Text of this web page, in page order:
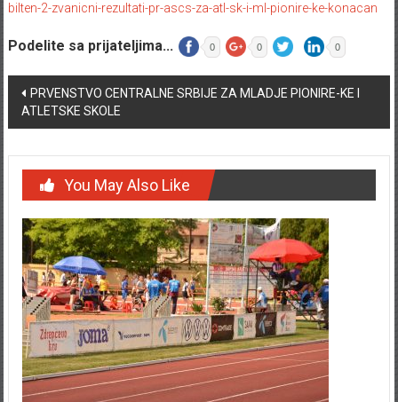
bilten-2-zvanicni-rezultati-pr-ascs-za-atl-sk-i-ml-pionire-ke-konacan
Podelite sa prijateljima... 0 0 0
Post navigation
PRVENSTVO CENTRALNE SRBIJE ZA MLADJE PIONIRE-KE I
ATLETSKE SKOLE
You May Also Like